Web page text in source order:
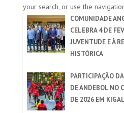
your search, or use the
COMUNIDADE
CELEBRA 4 DE
JUVENTUDE E À
HISTÓRICA
PARTICIPAÇÃO
DE ANDEBOL NO
DE 2026 EM